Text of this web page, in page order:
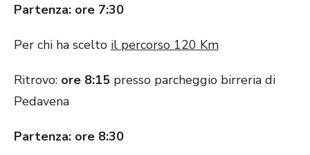
Partenza: ore 7:30
Per chi ha scelto il percorso 120 Km
Ritrovo: ore 8:15 presso parcheggio birreria di
Pedavena
Partenza: ore 8:30